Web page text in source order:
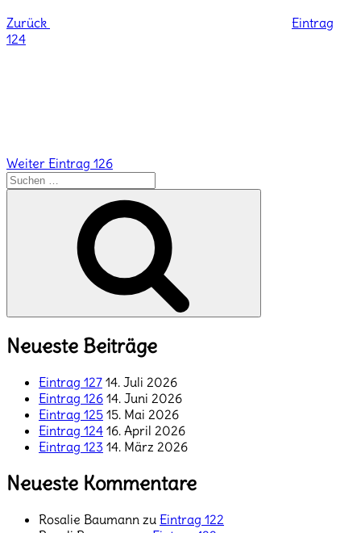
Zurück
Eintrag
124
Weiter Eintrag 126
Suchen
nach:
Neueste Beiträge
Eintrag 127 14. Juli 2026
Eintrag 126 14. Juni 2026
Eintrag 125 15. Mai 2026
Eintrag 124 16. April 2026
Eintrag 123 14. März 2026
Neueste Kommentare
Rosalie Baumann zu Eintrag 122